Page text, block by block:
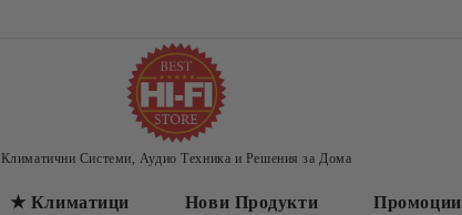
Климатични Системи, Аудио Техника и Решения за Дома
★ Климатици Нови Продукти Промоции